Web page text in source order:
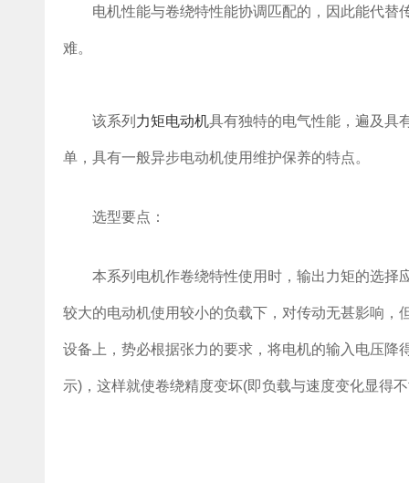
电机性能与卷绕特性能协调匹配的，因此能代替
难。
该系列 力矩电动机具有独特的电气性能，遍及具
单，具有一般异步电动机使用维护保养的特点。
选型要点：
本系列电机作卷绕特性使用时，输出力矩的选择
较大的电动机使用较小的负载下，对传动无甚影响
设备上，势必根据张力的要求，将电机的输入电压
示)，这样就使卷绕精度变坏(即负载与速度变化显得